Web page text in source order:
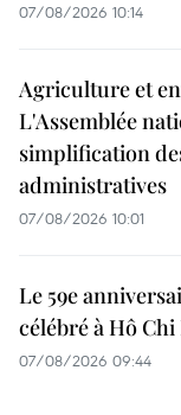
07/08/2026 10:14
Agriculture et
L'Assemblée
simplification
administratives
07/08/2026 10:01
Le 59e
célébré à Hô
07/08/2026 09:44